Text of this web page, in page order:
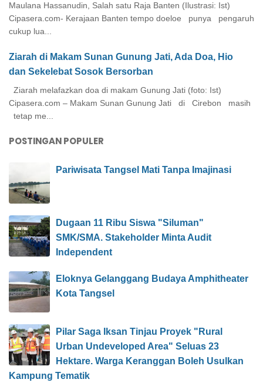
Maulana Hassanudin, Salah satu Raja Banten (Ilustrasi: Ist)
Cipasera.com- Kerajaan Banten tempo doeloe punya pengaruh
cukup lua...
Ziarah di Makam Sunan Gunung Jati, Ada Doa, Hio
dan Sekelebat Sosok Bersorban
Ziarah melafazkan doa di makam Gunung Jati (foto: Ist)
Cipasera.com – Makam Sunan Gunung Jati di Cirebon masih
tetap me...
POSTINGAN POPULER
Pariwisata Tangsel Mati Tanpa Imajinasi
Dugaan 11 Ribu Siswa "Siluman"
SMK/SMA. Stakeholder Minta Audit
Independent
Eloknya Gelanggang Budaya Amphitheater
Kota Tangsel
Pilar Saga Iksan Tinjau Proyek "Rural
Urban Undeveloped Area" Seluas 23
Hektare. Warga Keranggan Boleh Usulkan
Kampung Tematik